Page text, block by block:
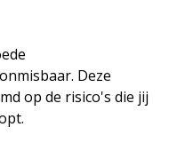
Deze
op de risico's die jij